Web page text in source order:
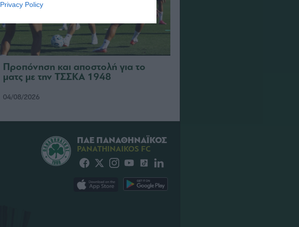
Privacy Policy
Προπόνηση και αποστολή για το
ματς με την ΤΣΣΚΑ 1948
04/08/2026
ΠΑΕ ΠΑΝΑΘΗΝΑΪΚΟΣ
PANATHINAIKOS FC